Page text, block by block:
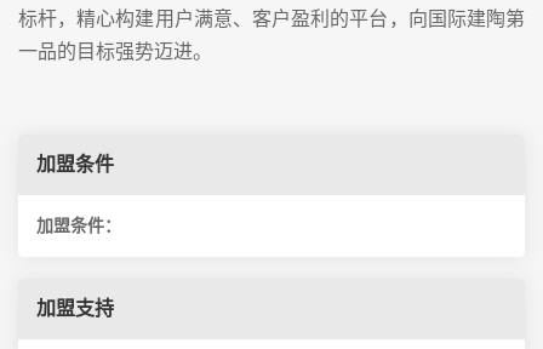
标杆，精心构建用户满意、客户盈利的平台，向国际建陶第
一品的目标强势迈进。
加盟条件
加盟条件：
加盟支持